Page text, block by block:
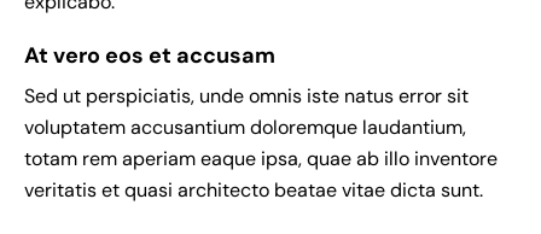
At vero eos et accusam
Sed ut perspiciatis, unde omnis iste natus error sit
voluptatem accusantium doloremque laudantium,
totam rem aperiam eaque ipsa, quae ab illo inventore
veritatis et quasi architecto beatae vitae dicta sunt.